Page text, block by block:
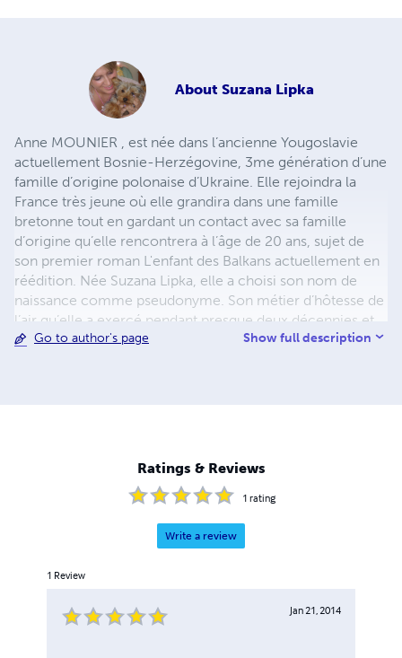
About Suzana Lipka
Anne MOUNIER , est née dans l’ancienne Yougoslavie
actuellement Bosnie-Herzégovine, 3me génération d’une
famille d’origine polonaise d’Ukraine. Elle rejoindra la
France très jeune où elle grandira dans une famille
bretonne tout en gardant un contact avec sa famille
d’origine qu’elle rencontrera à l’âge de 20 ans, sujet de
son premier roman L'enfant des Balkans actuellement en
réédition. Née Suzana Lipka, elle a choisi son nom de
naissance comme pseudonyme. Son métier d’hôtesse de
l’air qu’elle a exercé pendant presque deux décennies et
sa passion des voyages et de l’ésotérisme l’ont guidé dans
Go to author's page Show full description
Ratings & Reviews
1 rating
Write a review
1 Review
Jan 21, 2014